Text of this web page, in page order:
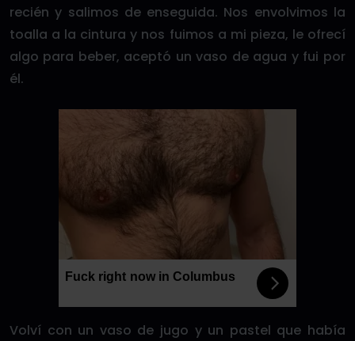
recién y salimos de enseguida. Nos envolvimos la
toalla a la cintura y nos fuimos a mi pieza, le ofrecí
algo para beber, aceptó un vaso de agua y fui por
él.
Fuck right now in Columbus
Volví con un vaso de jugo y un pastel que había